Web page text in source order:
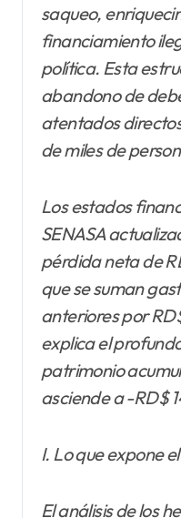
saqueo,
financiamiento
política. Esta
abandono de
atentados
de miles de
Los estados
SENASA
pérdida neta de
que se suman
anteriores por
explica el
patrimonio
asciende a -RD$
I. Lo que expone
El análisis de los